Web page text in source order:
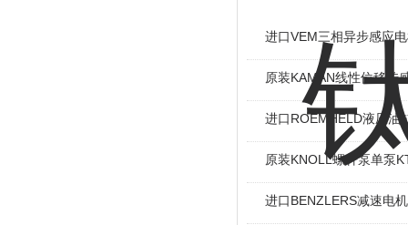
进口VEM三相异步感应
原装KAMAN线性位移传
进口ROEMHELD液压油
原装KNOLL螺杆泵单泵
进口BENZLERS减速电